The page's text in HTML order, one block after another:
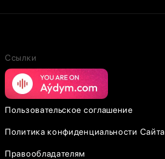
Ссылки
Пользовательское соглашение
Политика конфиденциальности Сайта
Правообладателям